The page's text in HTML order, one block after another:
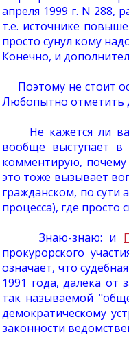
апреля 1999 г. N 288,
т.е. источнике
просто сунул кому
Конечно, и
Поэтому не стоит
Любопытно отметить
Не кажется ли вам,
вообще выступает в
комментирую, почему
это тоже вызывает
гражданском, по сути
процесса), где просто
Знаю-знаю: и
прокурорского
означает, что
1991 года, далека от
так называемой
демократическому
законности